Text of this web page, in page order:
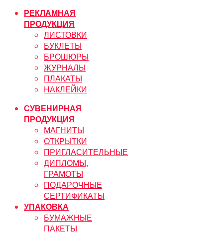
РЕКЛАМНАЯ
ПРОДУКЦИЯ
ЛИСТОВКИ
БУКЛЕТЫ
БРОШЮРЫ
ЖУРНАЛЫ
ПЛАКАТЫ
НАКЛЕЙКИ
СУВЕНИРНАЯ
ПРОДУКЦИЯ
МАГНИТЫ
ОТКРЫТКИ
ПРИГЛАСИТЕЛЬНЫЕ
ДИПЛОМЫ,
ГРАМОТЫ
ПОДАРОЧНЫЕ
СЕРТИФИКАТЫ
УПАКОВКА
БУМАЖНЫЕ
ПАКЕТЫ